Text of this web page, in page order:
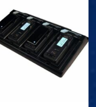
Extreme